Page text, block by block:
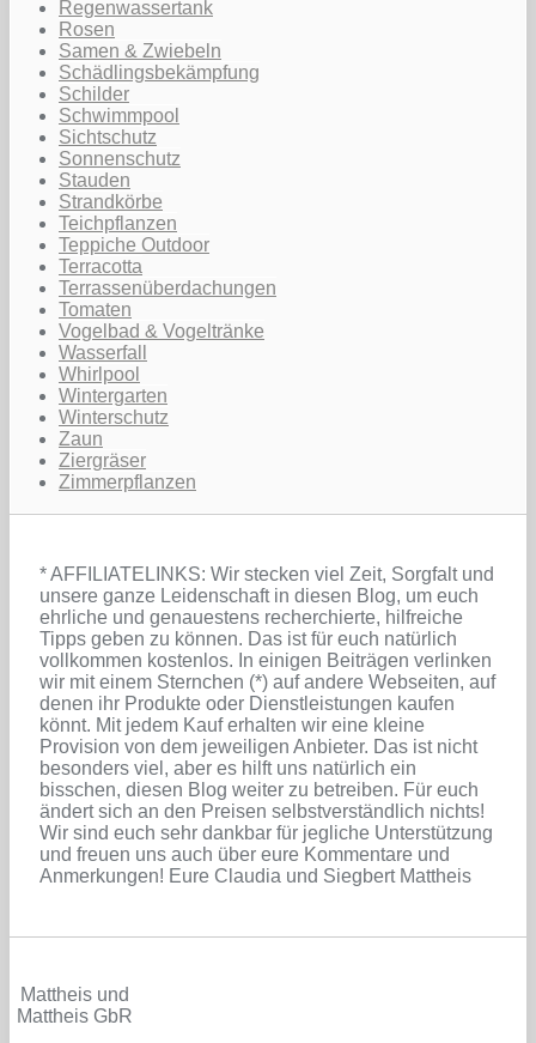
Regenwassertank
Rosen
Samen & Zwiebeln
Schädlingsbekämpfung
Schilder
Schwimmpool
Sichtschutz
Sonnenschutz
Stauden
Strandkörbe
Teichpflanzen
Teppiche Outdoor
Terracotta
Terrassenüberdachungen
Tomaten
Vogelbad & Vogeltränke
Wasserfall
Whirlpool
Wintergarten
Winterschutz
Zaun
Ziergräser
Zimmerpflanzen
* AFFILIATELINKS: Wir stecken viel Zeit, Sorgfalt und
unsere ganze Leidenschaft in diesen Blog, um euch
ehrliche und genauestens recherchierte, hilfreiche
Tipps geben zu können. Das ist für euch natürlich
vollkommen kostenlos. In einigen Beiträgen verlinken
wir mit einem Sternchen (*) auf andere Webseiten, auf
denen ihr Produkte oder Dienstleistungen kaufen
könnt. Mit jedem Kauf erhalten wir eine kleine
Provision von dem jeweiligen Anbieter. Das ist nicht
besonders viel, aber es hilft uns natürlich ein
bisschen, diesen Blog weiter zu betreiben. Für euch
ändert sich an den Preisen selbstverständlich nichts!
Wir sind euch sehr dankbar für jegliche Unterstützung
und freuen uns auch über eure Kommentare und
Anmerkungen! Eure Claudia und Siegbert Mattheis
Mattheis und
Mattheis GbR